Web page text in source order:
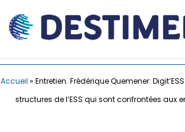
Accueil » Entretien. Frédérique Quemener:
structures de l’ESS qui sont confrontées aux